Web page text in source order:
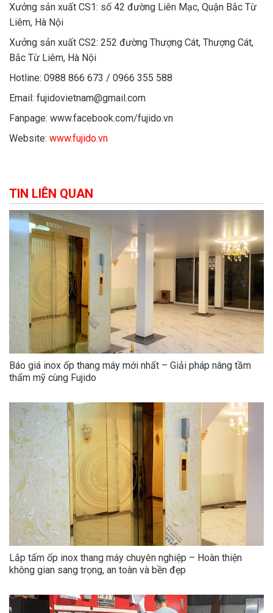
Xưởng sản xuất CS1: số 42 đường Liên Mạc, Quận Bắc Từ
Liêm, Hà Nội
Xưởng sản xuất CS2: 252 đường Thượng Cát, Thượng Cát,
Bắc Từ Liêm, Hà Nội
Hotline: 0988 866 673 / 0966 355 588
Email: fujidovietnam@gmail.com
Fanpage: www.facebook.com/fujido.vn
Website: www.fujido.vn
TIN LIÊN QUAN
Báo giá inox ốp thang máy mới nhất – Giải pháp nâng tầm
thẩm mỹ cùng Fujido
Lắp tấm ốp inox thang máy chuyên nghiệp – Hoàn thiện
không gian sang trọng, an toàn và bền đẹp